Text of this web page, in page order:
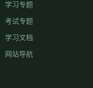
学习专题
考试专题
学习文档
网站导航